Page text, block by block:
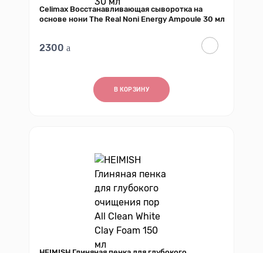
Celimax Восстанавливающая сыворотка на
основе нони The Real Noni Energy Ampoule 30 мл
2300
В КОРЗИНУ